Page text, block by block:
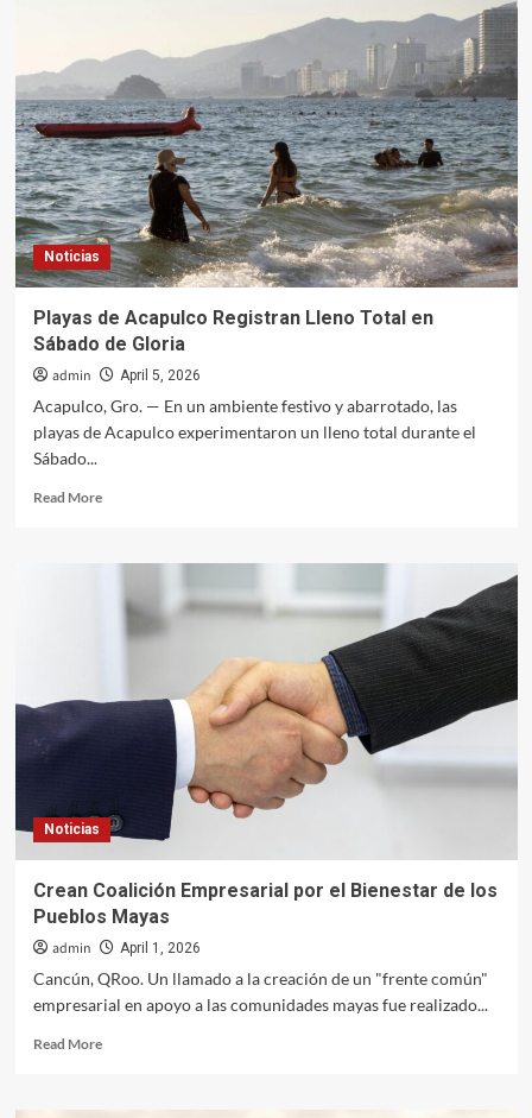
26ª
Edición
del
Festival
Nacional
del
Ostión,
Esperando
25,000
Asistentes
Noticias
Playas de Acapulco Registran Lleno Total en
Sábado de Gloria
admin April 5, 2026
Acapulco, Gro. — En un ambiente festivo y abarrotado, las
playas de Acapulco experimentaron un lleno total durante el
Sábado...
Read MoreRead
Playas
Acapulco
en
Noticias
Crean Coalición Empresarial por el Bienestar de los
Pueblos Mayas
admin April 1, 2026
Cancún, QRoo. Un llamado a la creación de un "frente común"
empresarial en apoyo a las comunidades mayas fue realizado...
Read MoreRead
Crean